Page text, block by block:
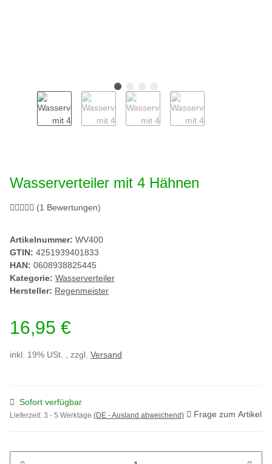
Wasserverteiler mit 4 Hähnen
(1 Bewertungen)
Artikelnummer: WV400
GTIN: 4251939401833
HAN: 0608938825445
Kategorie: Wasserverteiler
Hersteller: Regenmeister
16,95 €
inkl. 19% USt. , zzgl. Versand
Sofort verfügbar
Lieferzeit: 3 - 5 Werktage (DE - Ausland abweichend) Frage zum Artikel